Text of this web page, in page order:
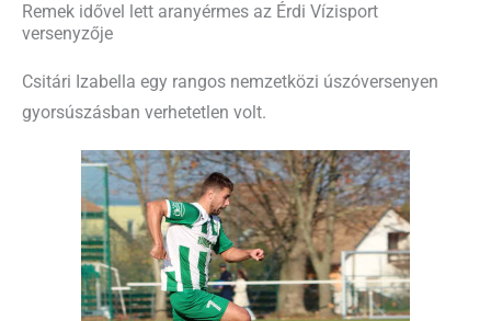
Remek idővel lett aranyérmes az Érdi Vízisport
versenyzője
Csitári Izabella egy rangos nemzetközi úszóversenyen
gyorsúszásban verhetetlen volt.